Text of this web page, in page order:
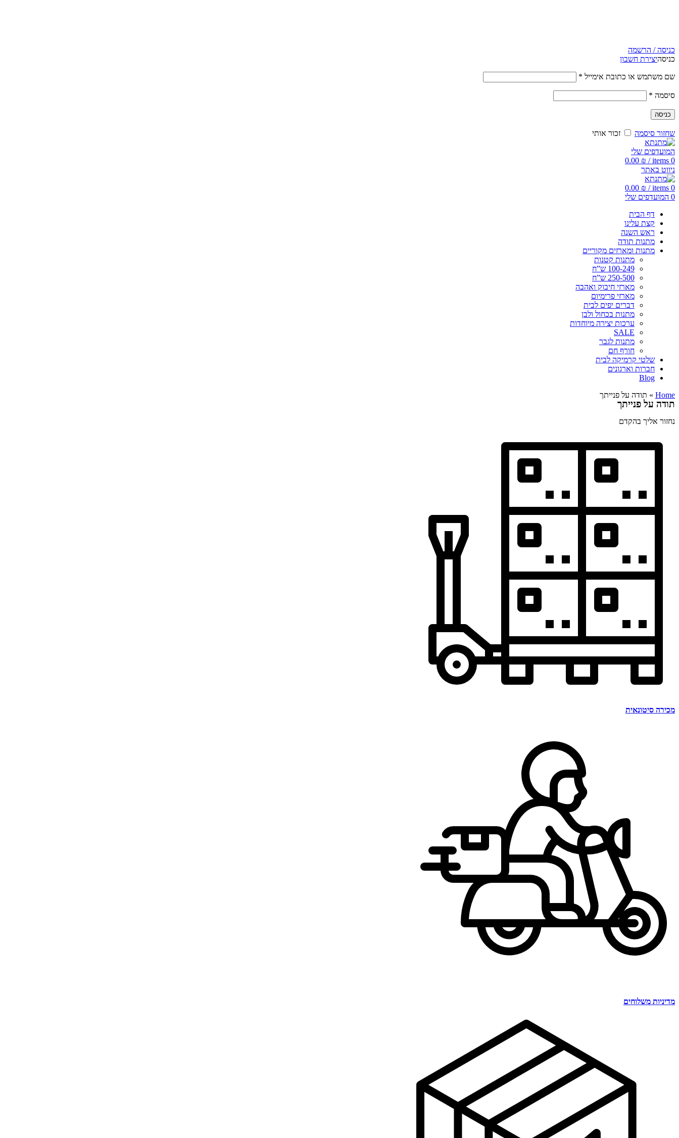
כניסה / הרשמה
כניסהיצירת חשבון
שם משתמש או כתובת אימייל *
סיסמה *
כניסה
שחזור סיסמה זכור אותי
המועדפים שלי
0
items
/
0.00 ₪
ניווט באתר
0
items
/
0.00 ₪
0 המועדפים שלי
דף הבית
קצת עלינו
ראש השנה
מתנות תודה
מתנות ומארזים מקוריים
מתנות קטנות
100-249 ש”ח
250-500 ש”ח
מארזי חיבוק ואהבה
מארזי פרימיום
דברים יפים לבית
מתנות בכחול ולבן
ערכות יצירה מיוחדות
SALE
מתנות לגבר
חורף חם
שלטי קרמיקה לבית
חברות וארגונים
Blog
Home
» תודה על פנייתך
תודה על פנייתך
נחזור אליך בהקדם
מכירה סיטונאית
מדיניות משלוחים